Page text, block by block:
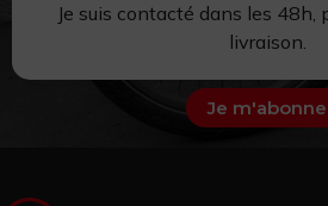
Je suis contacté dans les 48h,
livraison.
Je m'abonne